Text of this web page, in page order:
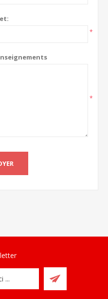
*
*